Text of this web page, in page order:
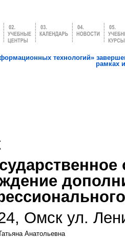
технологий»
рамках
Омск ул.
Анатольевна